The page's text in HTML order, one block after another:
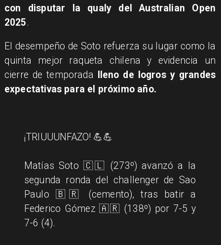
con disputar la qualy del Australian Open
2025.
El desempeño de Soto refuerza su lugar como la
quinta mejor raqueta chilena y evidencia un
cierre de temporada lleno de logros y grandes
expectativas para el próximo año.
¡TRIUUUNFAZO! 💪💪
Matías Soto 🇨🇱 (273º) avanzó a la
segunda ronda del challenger de Sao
Paulo 🇧🇷 (cemento), tras batir a
Federico Gómez 🇦🇷 (138º) por 7-5 y
7-6 (4).